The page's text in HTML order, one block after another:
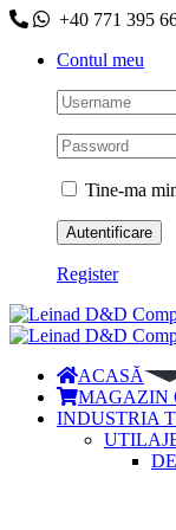
Skip
content
+40 771 395
Contul meu
Tine-ma
Register
ACASĂ
MAGAZIN
INDUSTRIA